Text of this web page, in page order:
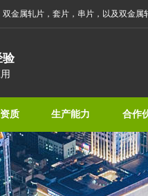
金属轧片，套片，串片，以及双金属
验
质 生产能力 合作